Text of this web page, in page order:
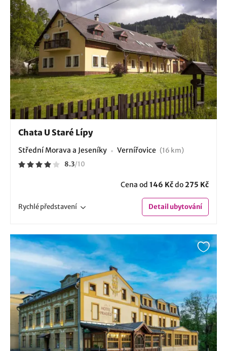
Chata U Staré Lípy
Střední Morava a Jeseníky Vernířovice (16 km)
8.3/10
Cena od 146 Kčdo275 Kč
Rychlépředstavení Detailubytování